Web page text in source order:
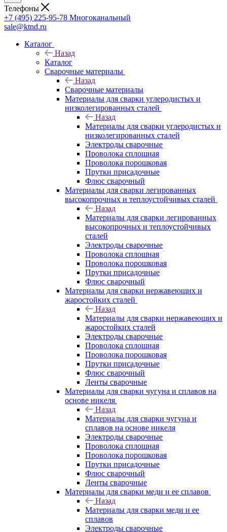
Телефоны
+7 (495) 225-95-78 Многоканальный
sale@ktnd.ru
Каталог
Назад
Каталог
Сварочные материалы
Назад
Сварочные материалы
Материалы для сварки углеродистых и
низколегированных сталей
Назад
Материалы для сварки углеродистых и
низколегированных сталей
Электроды сварочные
Проволока сплошная
Проволока порошковая
Прутки присадочные
Флюс сварочный
Материалы для сварки легированных
высокопрочных и теплоустойчивых сталей
Назад
Материалы для сварки легированных
высокопрочных и теплоустойчивых
сталей
Электроды сварочные
Проволока сплошная
Проволока порошковая
Прутки присадочные
Флюс сварочный
Материалы для сварки нержавеющих и
жаростойких сталей
Назад
Материалы для сварки нержавеющих и
жаростойких сталей
Электроды сварочные
Проволока сплошная
Проволока порошковая
Прутки присадочные
Флюс сварочный
Ленты сварочные
Материалы для сварки чугуна и сплавов на
основе никеля
Назад
Материалы для сварки чугуна и
сплавов на основе никеля
Электроды сварочные
Проволока сплошная
Проволока порошковая
Прутки присадочные
Флюс сварочный
Ленты сварочные
Материалы для сварки меди и ее сплавов
Назад
Материалы для сварки меди и ее
сплавов
Электроды сварочные